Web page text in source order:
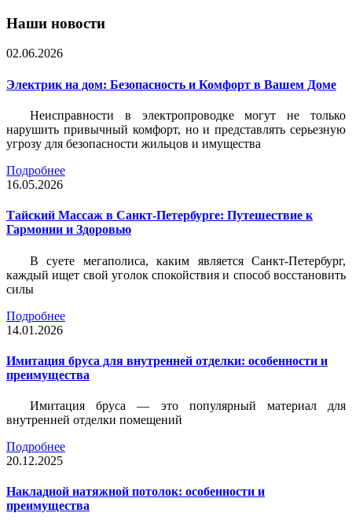
Наши новости
02.06.2026
Электрик на дом: Безопасность и Комфорт в Вашем Доме
Неисправности в электропроводке могут не только
нарушить привычный комфорт, но и представлять серьезную
угрозу для безопасности жильцов и имущества
Подробнее
16.05.2026
Тайский Массаж в Санкт-Петербурге: Путешествие к
Гармонии и Здоровью
В суете мегаполиса, каким является Санкт-Петербург,
каждый ищет свой уголок спокойствия и способ восстановить
силы
Подробнее
14.01.2026
Имитация бруса для внутренней отделки: особенности и
преимущества
Имитация бруса — это популярный материал для
внутренней отделки помещений
Подробнее
20.12.2025
Накладной натяжной потолок: особенности и
преимущества